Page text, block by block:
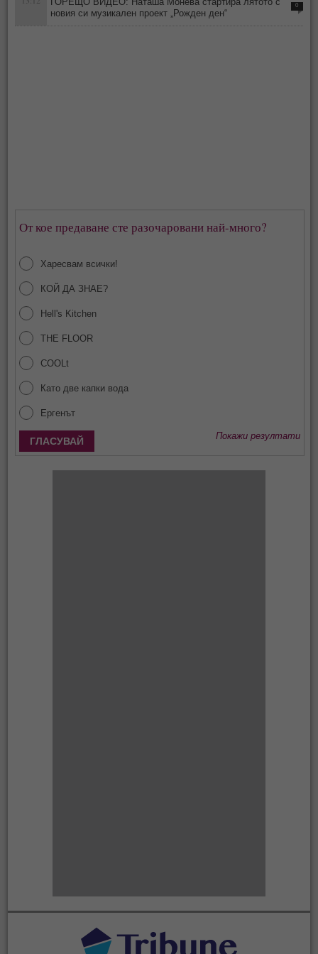
новия си музикален проект „Рожден ден“
0
От кое предаване сте разочаровани най-много?
Харесвам всички!
КОЙ ДА ЗНАЕ?
Hell's Kitchen
THE FLOOR
COOLt
Като две капки вода
Ергенът
Покажи резултати